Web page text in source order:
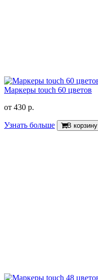
Маркеры touch 60 цветов
от 430 р.
Узнать больше В корзину